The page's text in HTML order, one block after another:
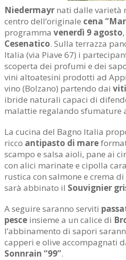
Niedermayrnati dalle varietà
centro dell’originale cena
programma venerdì 9 agosto
Cesenatico. Sulla terrazza
Italia (via Piave 67) i
scoperta dei profumi e dei
vini altoatesini prodotti ad
vino (Bolzano) partendo dai
ibride naturali capaci di
malattie regalando sfumature
La cucina del Bagno Italia
ricco antipasto di mare
scampo e salsa aioli, pane ai
con alici marinate e cipolla
rustica con salmone e crema
sarà abbinato il Souvignier
A seguire saranno serviti
pesceinsieme a un calice di
l’abbinamento di sapori
capperi e olive accompagnati
Sonnrain “99”.